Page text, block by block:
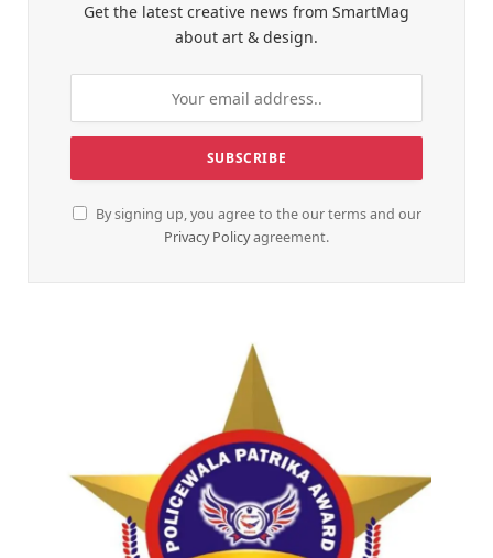
Get the latest creative news from SmartMag
about art & design.
By signing up, you agree to the our terms and our
Privacy Policyagreement.